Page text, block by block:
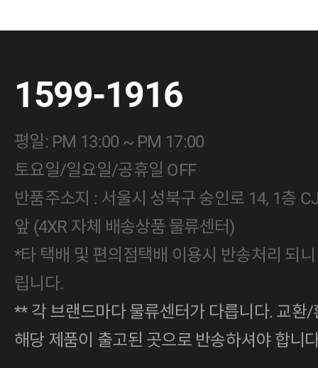
22/05/17
1599-1916
평일: PM 13:00 ~ PM 17:00
토요일/일요일/공휴일 OFF
반품주소지 : 서울시 성북구 숭인로 14, 1층
앞 (4XR 자체 배송상품 물류센터)
*타 택배 및 편의점택배 이용시 반송처리 되
립니다.
** 각 브랜드마다 물류센터가 다릅니다. 교환
해당 제품이 출고된 곳으로 반송하셔야 합니